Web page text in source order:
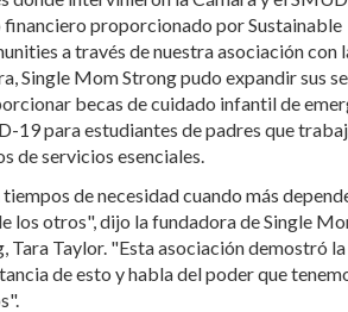
financiero proporcionado por Sustainable
a través de nuestra asociación con
Single Mom Strong pudo expandir sus
becas de cuidado infantil de
19 para estudiantes de padres que
de servicios esenciales.
tiempos de necesidad cuando más
los otros", dijo la fundadora de Single
Tara Taylor. "Esta asociación demostró la
de esto y habla del poder que